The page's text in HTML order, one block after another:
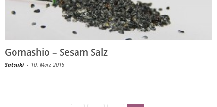
Gomashio – Sesam Salz
Satsuki - 10. März 2016